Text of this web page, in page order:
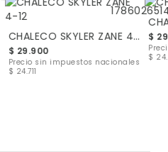
CHALECO SKYLER ZANE 4-12
$ 29.900
Precio sin impuestos nacionales
$ 24.711
$
$